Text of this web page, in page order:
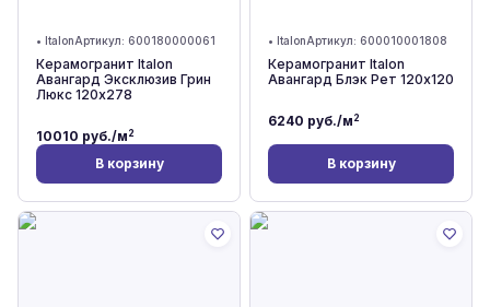
• ItalonАртикул: 600180000061
Керамогранит Italon
Авангард Эксклюзив Грин
Люкс 120x278
10010 руб./м2
В корзину
• ItalonАртикул: 600010001808
Керамогранит Italon
Авангард Блэк Рет 120x120
6240 руб./м2
В корзину